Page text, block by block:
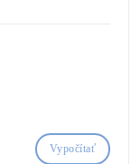
Vypočítať